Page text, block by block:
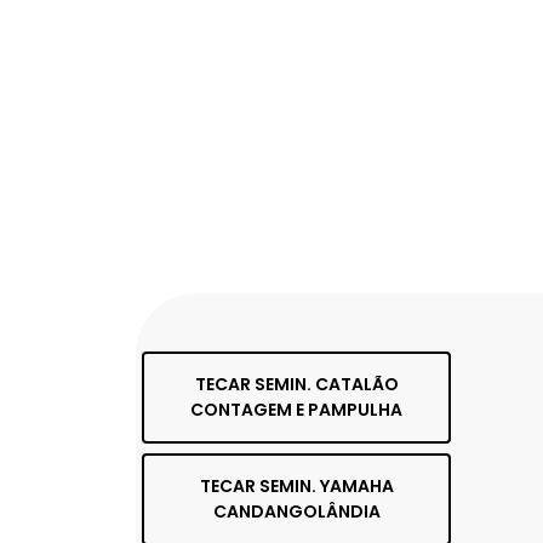
TECAR SEMIN. CATALÃO
CONTAGEM E PAMPULHA
TECAR SEMIN. YAMAHA
CANDANGOLÂNDIA